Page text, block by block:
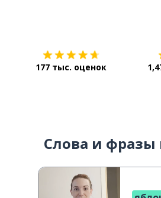
177 тыс. оценок
Слова и фразы